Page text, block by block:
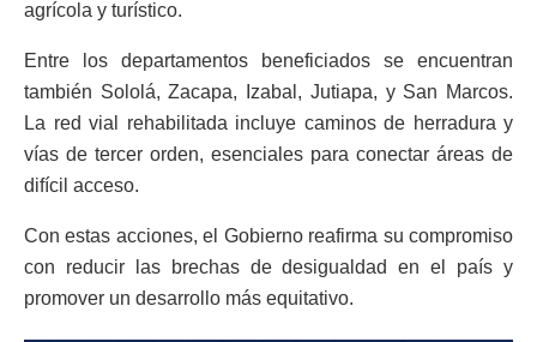
agrícola y turístico.
Entre los departamentos beneficiados se encuentran
también Sololá, Zacapa, Izabal, Jutiapa, y San Marcos.
La red vial rehabilitada incluye caminos de herradura y
vías de tercer orden, esenciales para conectar áreas de
difícil acceso.
Con estas acciones, el Gobierno reafirma su compromiso
con reducir las brechas de desigualdad en el país y
promover un desarrollo más equitativo.